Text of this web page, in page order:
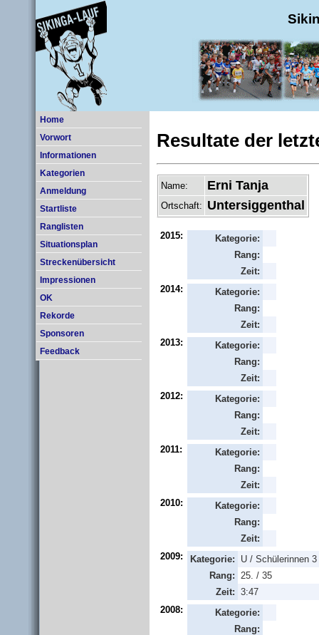
Home
Vorwort
Informationen
Kategorien
Anmeldung
Startliste
Ranglisten
Situationsplan
Streckenübersicht
Impressionen
OK
Rekorde
Sponsoren
Feedback
Resultate der
Name: Erni Tanja
Ortschaft: Untersiggenthal
2015:
Kategorie:
Rang:
Zeit:
2014:
Kategorie:
Rang:
Zeit:
2013:
Kategorie:
Rang:
Zeit:
2012:
Kategorie:
Rang:
Zeit:
2011:
Kategorie:
Rang:
Zeit:
2010:
Kategorie:
Rang:
Zeit:
2009:
Kategorie:
U / Schülerinnen 3
Rang:
25. / 35
Zeit: 3:47
2008:
Kategorie:
Rang: